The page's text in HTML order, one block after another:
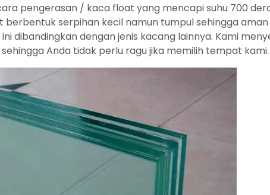
pengerasan / kaca float yang mencapi suhu 700
serpihan kecil namun tumpul sehingga
dibandingkan dengan jenis kacang lainnya. Kami
Anda tidak perlu ragu jika memilih tempat kami.